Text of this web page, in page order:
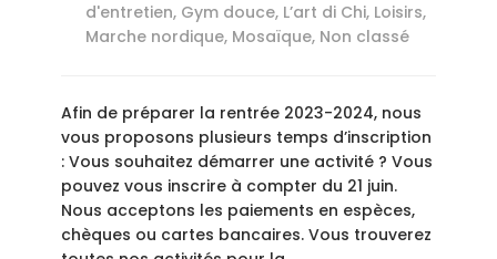
d'entretien, Gym douce, L’art di Chi, Loisirs,
Marche nordique, Mosaïque, Non classé
Afin de préparer la rentrée 2023-2024, nous
vous proposons plusieurs temps d’inscription
: Vous souhaitez démarrer une activité ? Vous
pouvez vous inscrire à compter du 21 juin.
Nous acceptons les paiements en espèces,
chèques ou cartes bancaires. Vous trouverez